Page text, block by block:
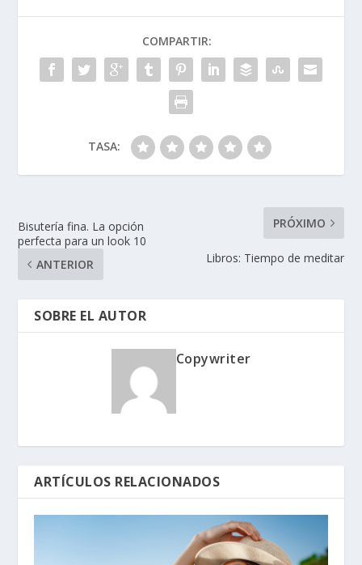
COMPARTIR:
TASA:
Bisutería fina. La opción
perfecta para un look 10
ANTERIOR
PRÓXIMO
Libros: Tiempo de meditar
SOBRE EL AUTOR
Copywriter
ARTÍCULOS RELACIONADOS